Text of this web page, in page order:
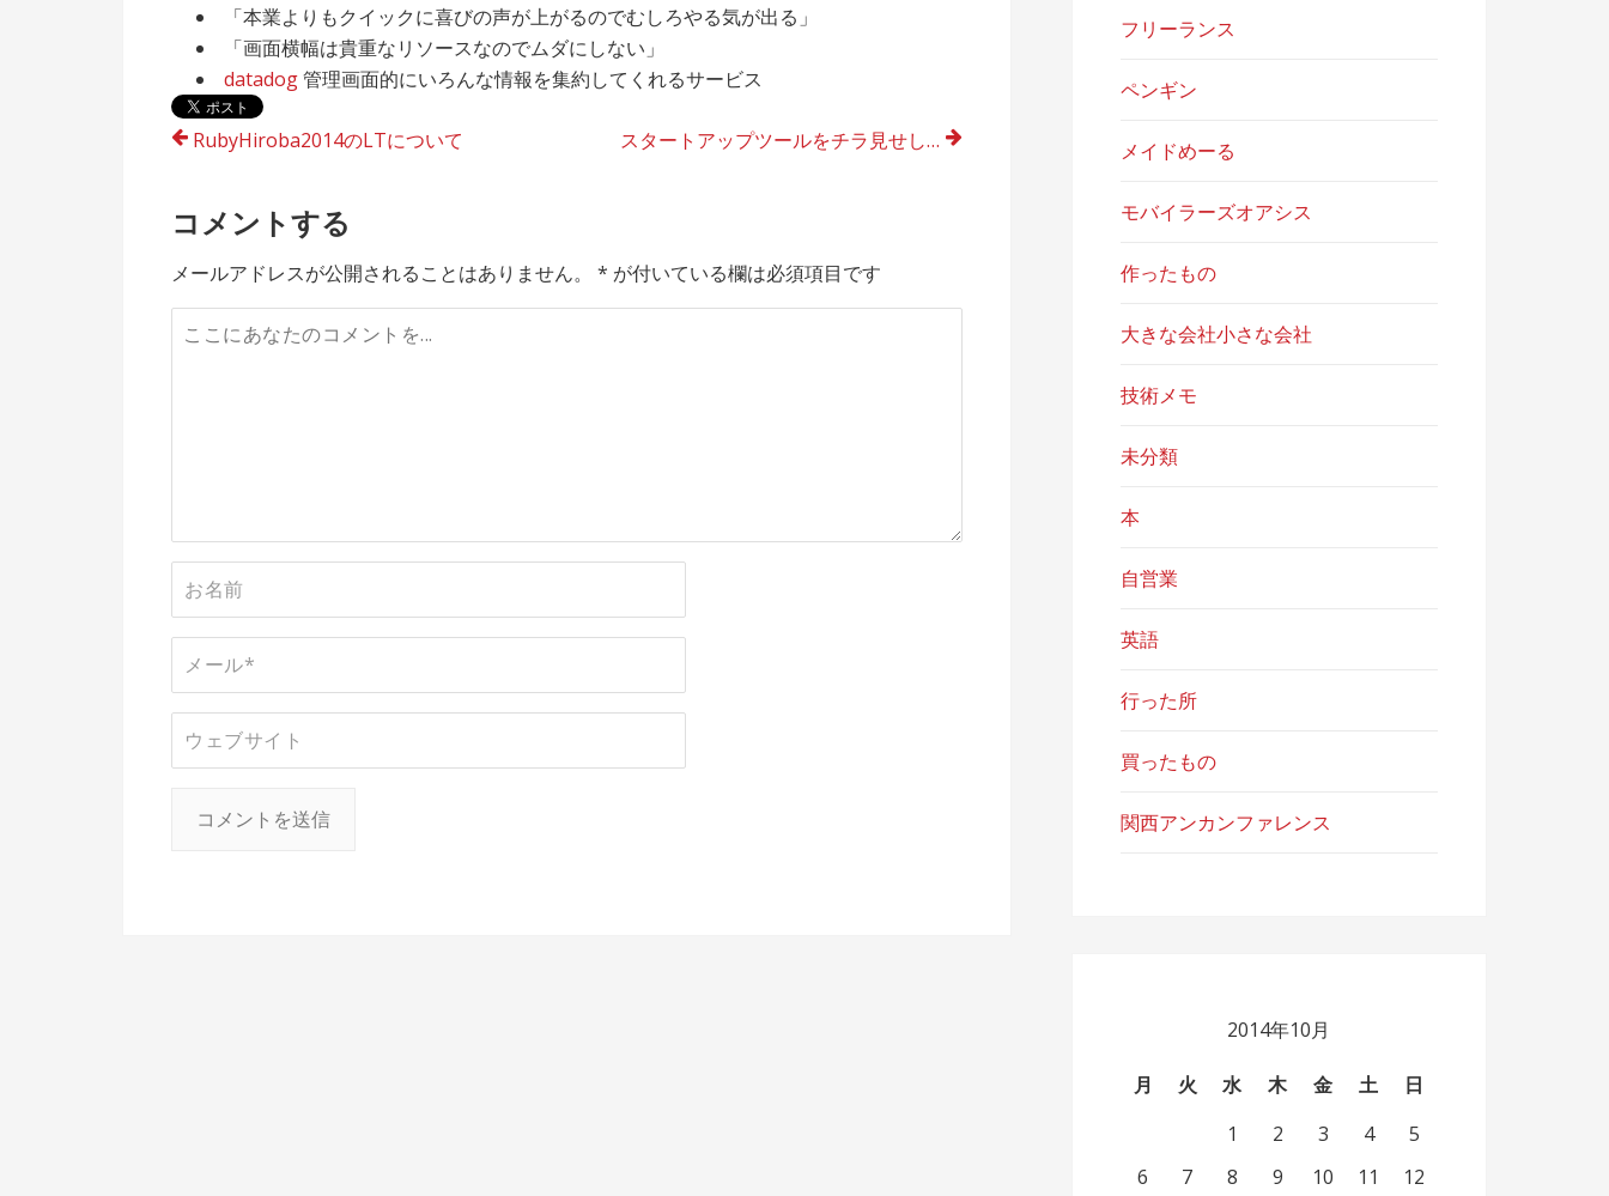
「本業よりもクイックに喜びの声が上がるのでむしろやる気が出る」
「画面横幅は貴重なリソースなのでムダにしない」
datadog管理画面的にいろんな情報を集約してくれるサービス
投
ナ
ビ
ゲ
RubyHiroba2014のLTについて スタートアップツールをチラ見せしてきた
コメントする
メールアドレスが公開されることはありません。 * が付いている欄は必須項目です
フリーランス
ペンギン
メイドめーる
モバイラーズオアシス
作ったもの
大きな会社小さな会社
技術メモ
未分類
本
自営業
英語
行った所
買ったもの
関西アンカンファレンス
2014年10月
月 火 水 木 金 土
日
1
2 3 4
5
6
7 8 9 10 11 12